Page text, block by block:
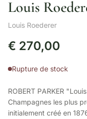
Louis
Louis Roederer
€ 270,00
Rupture de stock
ROBERT PARKER
Champagnes les plus
initialement créé en